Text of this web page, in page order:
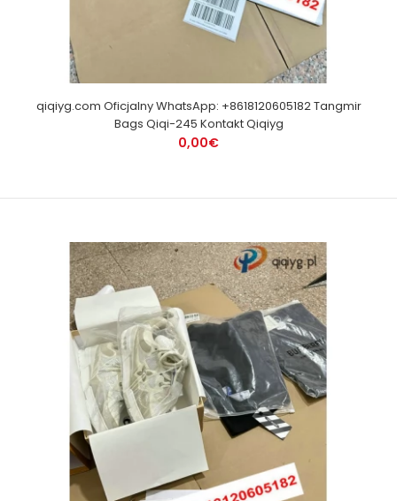
qiqiyg.com Oficjalny WhatsApp: +8618120605182 Tangmir
Bags Qiqi-245 Kontakt Qiqiyg
0,00€